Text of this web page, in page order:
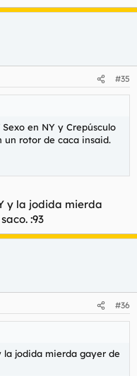
#35
en NY y Crepúsculo
un rotor de caca insaid.
y la jodida mierda
:93
#36
la jodida mierda gayer de